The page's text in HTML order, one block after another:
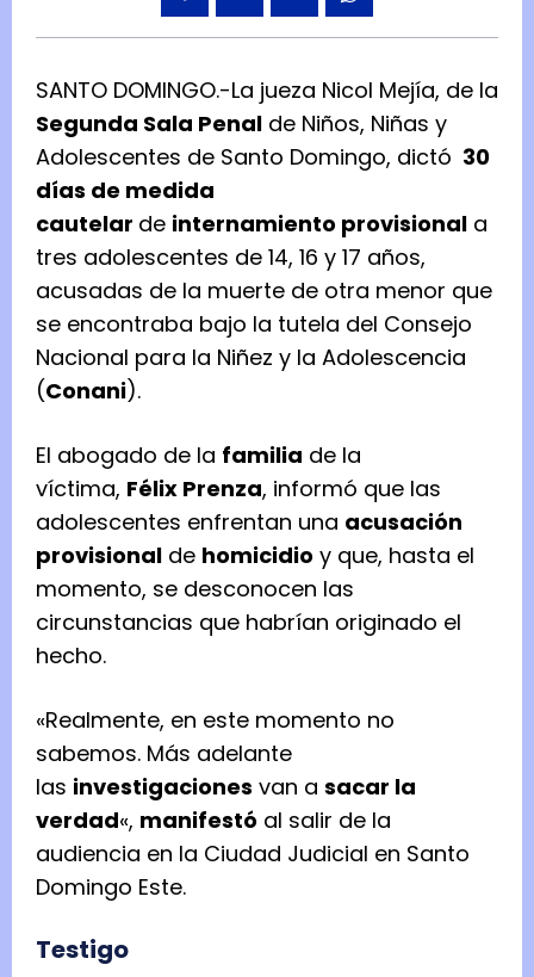
SANTO DOMINGO.-La jueza Nicol Mejía, de la
Segunda Sala Penal de Niños, Niñas y
Adolescentes de Santo Domingo, dictó 30
días de medida
cautelar de internamiento provisional a
tres adolescentes de 14, 16 y 17 años,
acusadas de la muerte de otra menor que
se encontraba bajo la tutela del Consejo
Nacional para la Niñez y la Adolescencia
(Conani).
El abogado de la familia de la
víctima, Félix Prenza, informó que las
adolescentes enfrentan una acusación
provisional de homicidio y que, hasta el
momento, se desconocen las
circunstancias que habrían originado el
hecho.
«Realmente, en este momento no
sabemos. Más adelante
las investigaciones van a sacar la
verdad«, manifestó al salir de la
audiencia en la Ciudad Judicial en Santo
Domingo Este.
Testigo